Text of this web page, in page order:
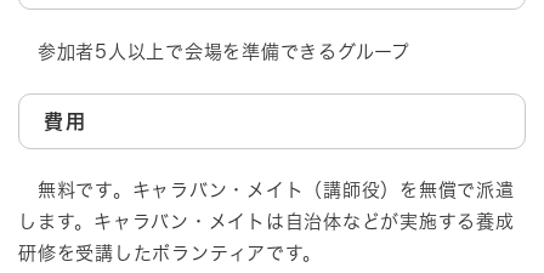
参加者5人以上で会場を準備できるグループ
費用
無料です。キャラバン・メイト（講師役）を無償で派遣
します。キャラバン・メイトは自治体などが実施する養成
研修を受講したボランティアです。